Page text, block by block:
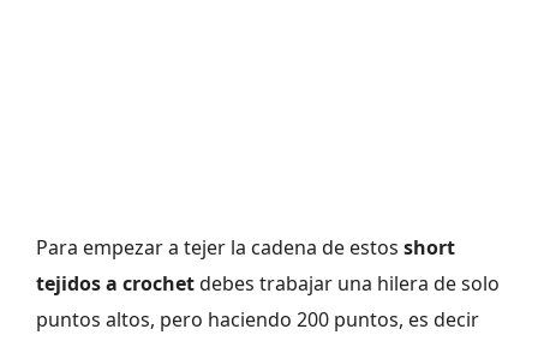
Para empezar a tejer la cadena de estos short
tejidos a crochetdebes trabajar una hilera de solo
puntos altos, pero haciendo 200 puntos, es decir